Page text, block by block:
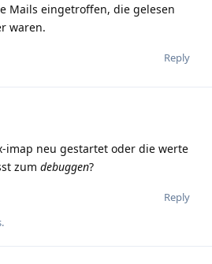
Mails eingetroffen, die gelesen
waren.
Reply
imap neu gestartet oder die werte
zum debuggen?
Reply